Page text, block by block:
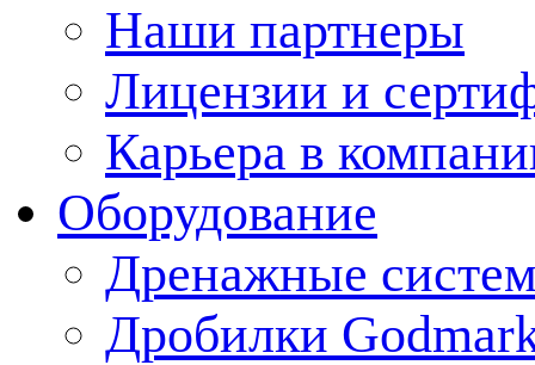
Наши партнеры
Лицензии и
Карьера в
Оборудование
Дренажные
Дробилки